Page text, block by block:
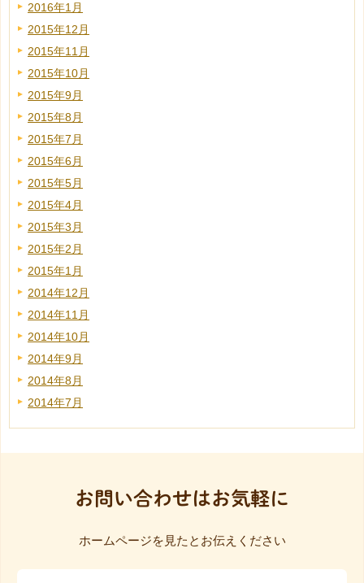
2016年1月
2015年12月
2015年11月
2015年10月
2015年9月
2015年8月
2015年7月
2015年6月
2015年5月
2015年4月
2015年3月
2015年2月
2015年1月
2014年12月
2014年11月
2014年10月
2014年9月
2014年8月
2014年7月
お問い合わせはお気軽に
ホームページを見たとお伝えください